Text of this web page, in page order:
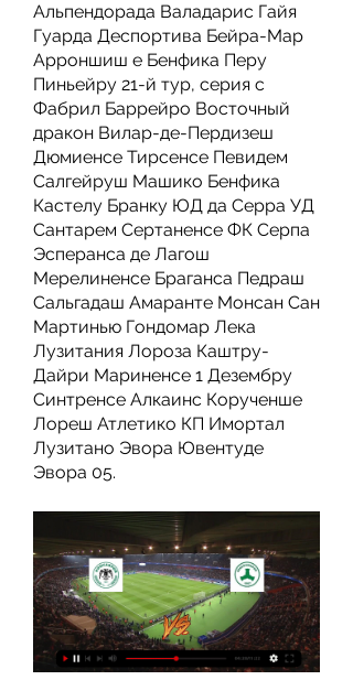
Альпендорада Валадарис Гайя
Гуарда Деспортива Бейра-Мар
Арроншиш e Бенфика Перу
Пиньейру 21-й тур, серия c
Фабрил Баррейро Восточный
дракон Вилар-де-Пердизеш
Дюмиенсе Тирсенсе Певидем
Салгейруш Машико Бенфика
Кастелу Бранку ЮД да Серра УД
Сантарем Сертаненсе ФК Серпа
Эсперанса де Лагош
Мерелиненсе Браганса Педраш
Сальгадаш Амаранте Монсан Сан
Мартинью Гондомар Лека
Лузитания Лороза Каштру-
Дайри Мариненсе 1 Дезембру
Синтренсе Алкаинс Корученше
Лореш Атлетико КП Имортал
Лузитано Эвора Ювентуде
Эвора 05.